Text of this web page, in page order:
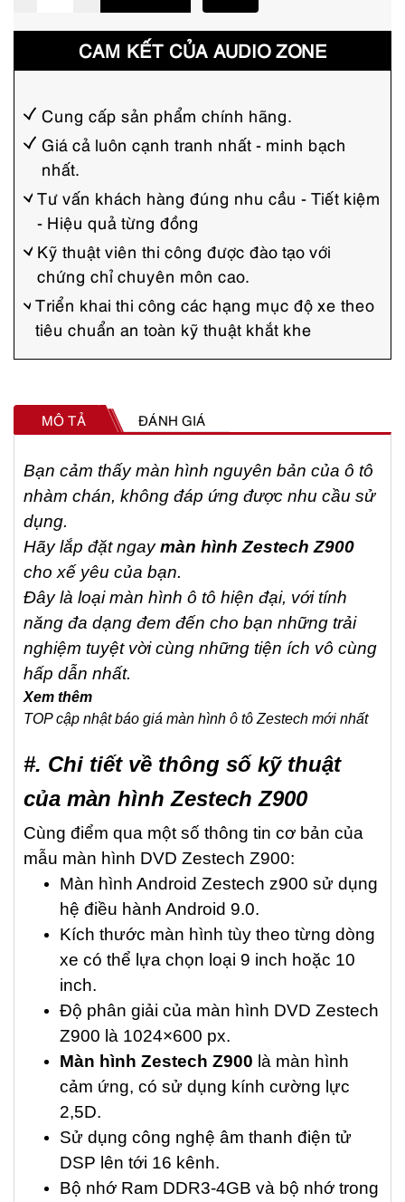
n
n
h
z
e
s
t
e
c
h
z
0
0
s
ố
l
ư
ợ
n
g
CAM KẾT CỦA AUDIO ZONE
Cung cấp sản phẩm chính hãng.
Giá cả luôn cạnh tranh nhất - minh bạch
nhất.
Tư vấn khách hàng đúng nhu cầu - Tiết kiệm
- Hiệu quả từng đồng
Kỹ thuật viên thi công được đào tạo với
chứng chỉ chuyên môn cao.
Triển khai thi công các hạng mục độ xe theo
tiêu chuẩn an toàn kỹ thuật khắt khe
MÔ TẢ ĐÁNH GIÁ
Bạn cảm thấy màn hình nguyên bản của ô tô
nhàm chán, không đáp ứng được nhu cầu sử
dụng.
Hãy lắp đặt ngaymàn hình Zestech Z900
cho xế yêu của bạn.
Đây là loại màn hình ô tô hiện đại, với tính
năng đa dạng đem đến cho bạn những trải
nghiệm tuyệt vời cùng những tiện ích vô cùng
hấp dẫn nhất.
Xem thêm
TOP cập nhật báo giá màn hình ô tô Zestech mới nhất
#. Chi tiết về thông số kỹ thuật
của màn hình Zestech Z900
Cùng điểm qua một số thông tin cơ bản của
mẫu màn hình DVD Zestech Z900:
Màn hình Android Zestech z900 sử dụng
hệ điều hành Android 9.0.
Kích thước màn hình tùy theo từng dòng
xe có thể lựa chọn loại 9 inch hoặc 10
inch.
Độ phân giải của màn hình DVD Zestech
Z900 là 1024×600 px.
Màn hình Zestech Z900 là màn hình
cảm ứng, có sử dụng kính cường lực
2,5D.
Sử dụng công nghệ âm thanh điện tử
DSP lên tới 16 kênh.
Bộ nhớ Ram DDR3-4GB và bộ nhớ trong